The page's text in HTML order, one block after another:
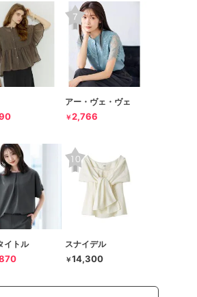
アー・ヴェ・ヴェ
￥2,766
イトル スナイデル
￥14,300